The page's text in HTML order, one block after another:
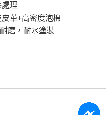
理
革+高密度泡棉
，耐水塗裝